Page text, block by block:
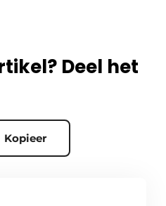
Deel het
Kopieer